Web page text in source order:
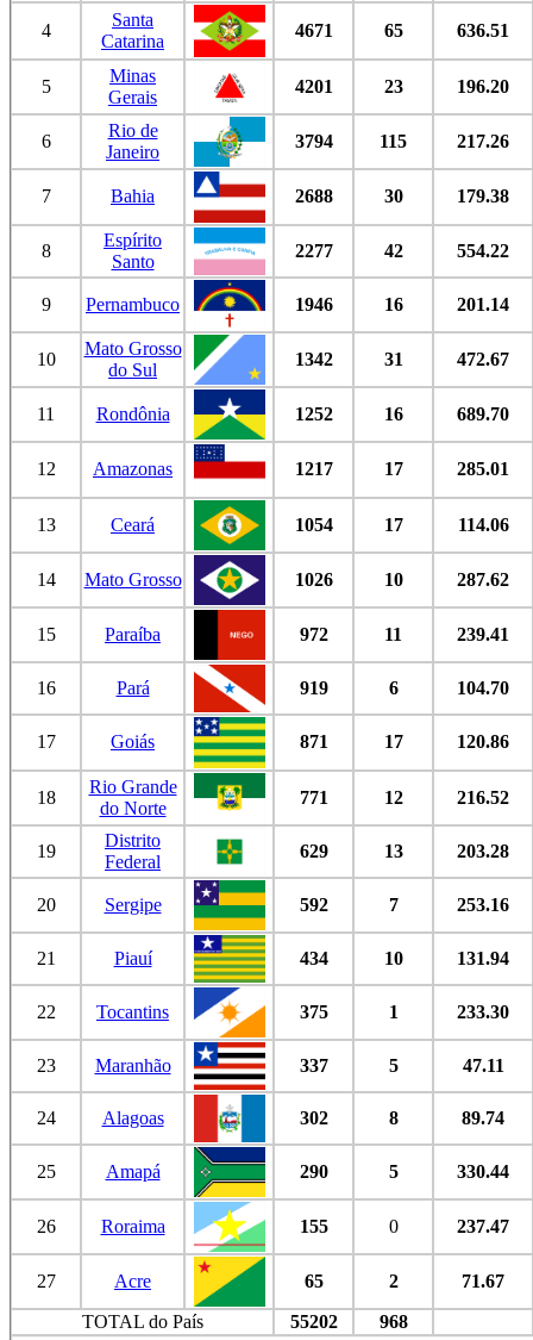
4
Santa
Catarina
4671 65 636.51
5
Minas
Gerais
4201 23 196.20
6
Rio de
Janeiro
3794 115 217.26
7 Bahia 2688 30 179.38
8
Espírito
Santo
2277 42 554.22
9 Pernambuco 1946 16 201.14
10
Mato Grosso
do Sul
1342 31 472.67
11 Rondônia 1252 16 689.70
12 Amazonas 1217 17 285.01
13 Ceará 1054 17 114.06
14 Mato Grosso 1026 10 287.62
15 Paraíba 972 11 239.41
16 Pará 919 6 104.70
17 Goiás 871 17 120.86
18
Rio Grande
do Norte
771 12 216.52
19
Distrito
Federal
629 13 203.28
20 Sergipe 592 7 253.16
21 Piauí 434 10 131.94
22 Tocantins 375 1 233.30
23 Maranhão 337 5 47.11
24 Alagoas 302 8 89.74
25 Amapá 290 5 330.44
26 Roraima 155 0 237.47
27 Acre 65 2
71.67
TOTAL do País
55202 968